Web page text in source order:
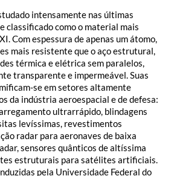
intensamente nas últimas
classificado como o material mais
Com espessura de apenas um átomo,
mais resistente que o aço estrutural,
térmica e elétrica sem paralelos,
transparente e impermeável. Suas
se em setores altamente
da indústria aeroespacial e de defesa:
ultrarrápido, blindagens
levíssimas, revestimentos
radar para aeronaves de baixa
sensores quânticos de altíssima
estruturais para satélites artificiais.
pela Universidade Federal do